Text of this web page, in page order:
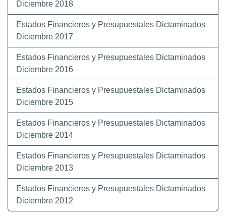
Diciembre 2018
Estados Financieros y Presupuestales Dictaminados
Diciembre 2017
Estados Financieros y Presupuestales Dictaminados
Diciembre 2016
Estados Financieros y Presupuestales Dictaminados
Diciembre 2015
Estados Financieros y Presupuestales Dictaminados
Diciembre 2014
Estados Financieros y Presupuestales Dictaminados
Diciembre 2013
Estados Financieros y Presupuestales Dictaminados
Diciembre 2012